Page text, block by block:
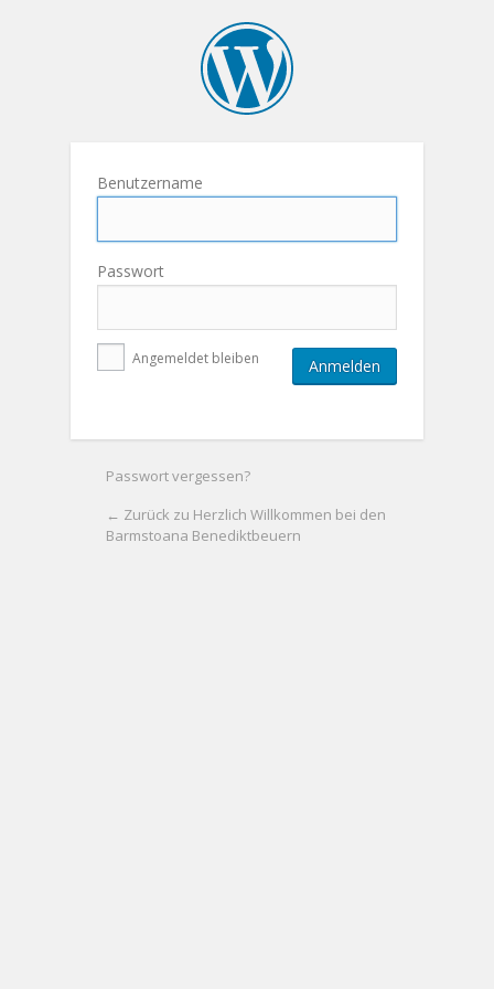
Benutzername
Passwort
Angemeldet bleiben
Passwort vergessen?
← Zurück zu Herzlich Willkommen bei den
Barmstoana Benediktbeuern